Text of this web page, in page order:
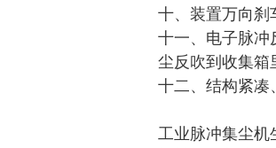
十、装置万向刹
十一、电子脉冲
尘反吹到收集箱
十二、结构紧凑
工业脉冲集尘机